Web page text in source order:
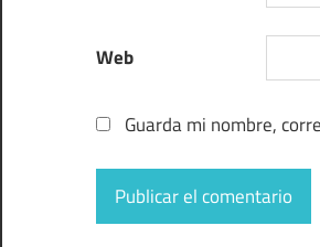
Web
Guarda mi nombre,